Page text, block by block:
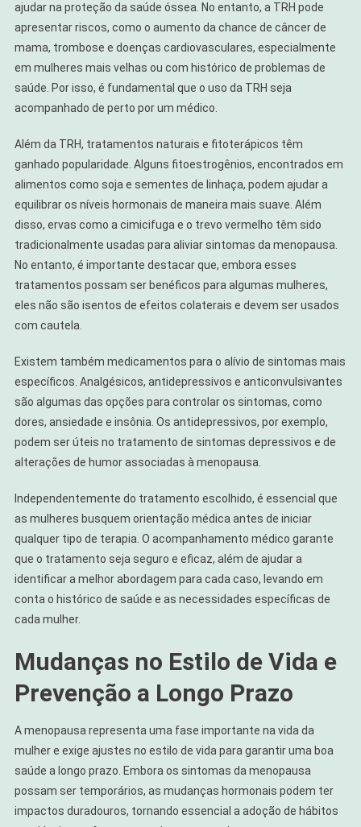
ajudar na proteção da saúde óssea. No entanto, a TRH pode
apresentar riscos, como o aumento da chance de câncer de
mama, trombose e doenças cardiovasculares, especialmente
em mulheres mais velhas ou com histórico de problemas de
saúde. Por isso, é fundamental que o uso da TRH seja
acompanhado de perto por um médico.
Além da TRH, tratamentos naturais e fitoterápicos têm
ganhado popularidade. Alguns fitoestrogênios, encontrados em
alimentos como soja e sementes de linhaça, podem ajudar a
equilibrar os níveis hormonais de maneira mais suave. Além
disso, ervas como a cimicifuga e o trevo vermelho têm sido
tradicionalmente usadas para aliviar sintomas da menopausa.
No entanto, é importante destacar que, embora esses
tratamentos possam ser benéficos para algumas mulheres,
eles não são isentos de efeitos colaterais e devem ser usados
com cautela.
Existem também medicamentos para o alívio de sintomas mais
específicos. Analgésicos, antidepressivos e anticonvulsivantes
são algumas das opções para controlar os sintomas, como
dores, ansiedade e insônia. Os antidepressivos, por exemplo,
podem ser úteis no tratamento de sintomas depressivos e de
alterações de humor associadas à menopausa.
Independentemente do tratamento escolhido, é essencial que
as mulheres busquem orientação médica antes de iniciar
qualquer tipo de terapia. O acompanhamento médico garante
que o tratamento seja seguro e eficaz, além de ajudar a
identificar a melhor abordagem para cada caso, levando em
conta o histórico de saúde e as necessidades específicas de
cada mulher.
Mudanças no Estilo de Vida e
Prevenção a Longo Prazo
A menopausa representa uma fase importante na vida da
mulher e exige ajustes no estilo de vida para garantir uma boa
saúde a longo prazo. Embora os sintomas da menopausa
possam ser temporários, as mudanças hormonais podem ter
impactos duradouros, tornando essencial a adoção de hábitos